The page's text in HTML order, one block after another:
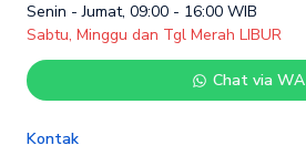
Senin - Jumat, 09:00 - 16:00 WIB
Sabtu, Minggu dan Tgl Merah LIBUR
Chat via WA
Kontak